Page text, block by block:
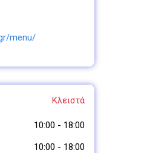
menu/
Κλειστά
10:00 - 18:00
10:00 - 18:00